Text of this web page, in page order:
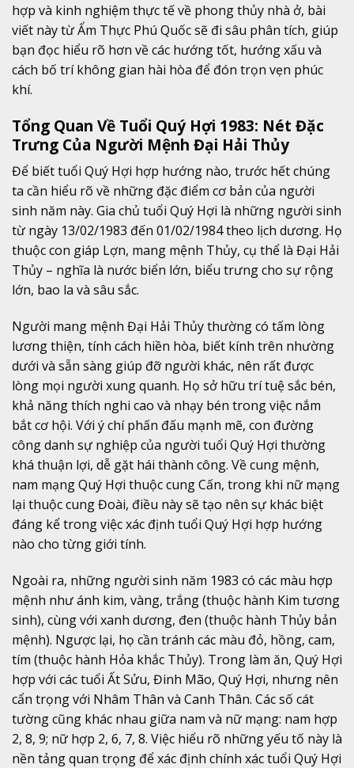
hợp và kinh nghiệm thực tế về phong thủy nhà ở, bài
viết này từ Ẩm Thực Phú Quốc sẽ đi sâu phân tích, giúp
bạn đọc hiểu rõ hơn về các hướng tốt, hướng xấu và
cách bố trí không gian hài hòa để đón trọn vẹn phúc
khí.
Tổng Quan Về Tuổi Quý Hợi 1983: Nét Đặc
Trưng Của Người Mệnh Đại Hải Thủy
Để biết tuổi Quý Hợi hợp hướng nào, trước hết chúng
ta cần hiểu rõ về những đặc điểm cơ bản của người
sinh năm này. Gia chủ tuổi Quý Hợi là những người sinh
từ ngày 13/02/1983 đến 01/02/1984 theo lịch dương. Họ
thuộc con giáp Lợn, mang mệnh Thủy, cụ thể là Đại Hải
Thủy – nghĩa là nước biển lớn, biểu trưng cho sự rộng
lớn, bao la và sâu sắc.
Người mang mệnh Đại Hải Thủy thường có tấm lòng
lương thiện, tính cách hiền hòa, biết kính trên nhường
dưới và sẵn sàng giúp đỡ người khác, nên rất được
lòng mọi người xung quanh. Họ sở hữu trí tuệ sắc bén,
khả năng thích nghi cao và nhạy bén trong việc nắm
bắt cơ hội. Với ý chí phấn đấu mạnh mẽ, con đường
công danh sự nghiệp của người tuổi Quý Hợi thường
khá thuận lợi, dễ gặt hái thành công. Về cung mệnh,
nam mạng Quý Hợi thuộc cung Cấn, trong khi nữ mạng
lại thuộc cung Đoài, điều này sẽ tạo nên sự khác biệt
đáng kể trong việc xác định tuổi Quý Hợi hợp hướng
nào cho từng giới tính.
Ngoài ra, những người sinh năm 1983 có các màu hợp
mệnh như ánh kim, vàng, trắng (thuộc hành Kim tương
sinh), cùng với xanh dương, đen (thuộc hành Thủy bản
mệnh). Ngược lại, họ cần tránh các màu đỏ, hồng, cam,
tím (thuộc hành Hỏa khắc Thủy). Trong làm ăn, Quý Hợi
hợp với các tuổi Ất Sửu, Đinh Mão, Quý Hợi, nhưng nên
cẩn trọng với Nhâm Thân và Canh Thân. Các số cát
tường cũng khác nhau giữa nam và nữ mạng: nam hợp
2, 8, 9; nữ hợp 2, 6, 7, 8. Việc hiểu rõ những yếu tố này là
nền tảng quan trọng để xác định chính xác tuổi Quý Hợi